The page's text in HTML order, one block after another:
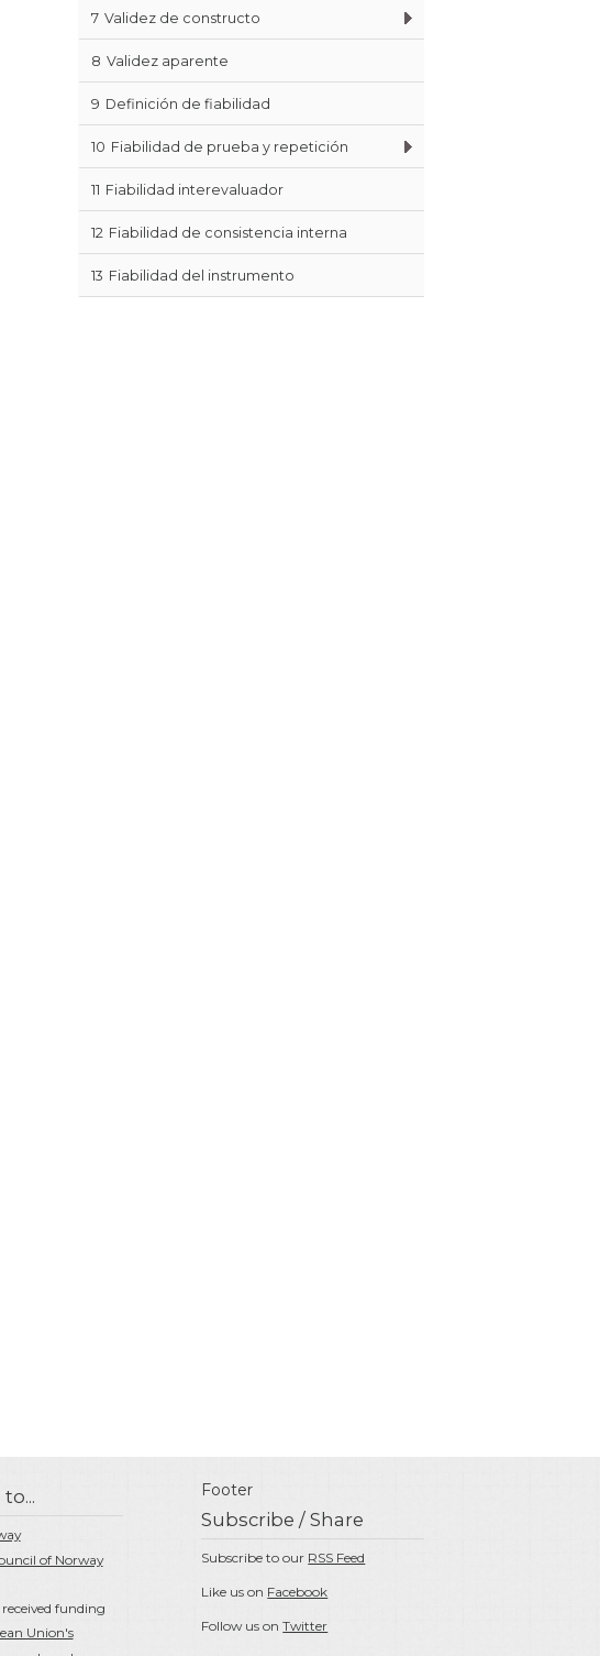
7 Validez de constructo
8 Validez aparente
9 Definición de fiabilidad
10 Fiabilidad de prueba y repetición
11 Fiabilidad interevaluador
12 Fiabilidad de consistencia interna
13 Fiabilidad del instrumento
Footer
of Norway
funding
Union's
Subscribe / Share
Subscribe to our RSS Feed
Like us on Facebook
Follow us onTwitter